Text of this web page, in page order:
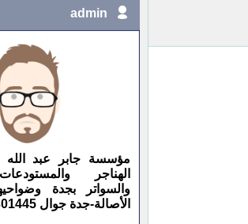
admin
مؤسسة جابر عبد الله
الهناجر
والسواتر بجدة
الأصالة-جدة جوال 0500301445